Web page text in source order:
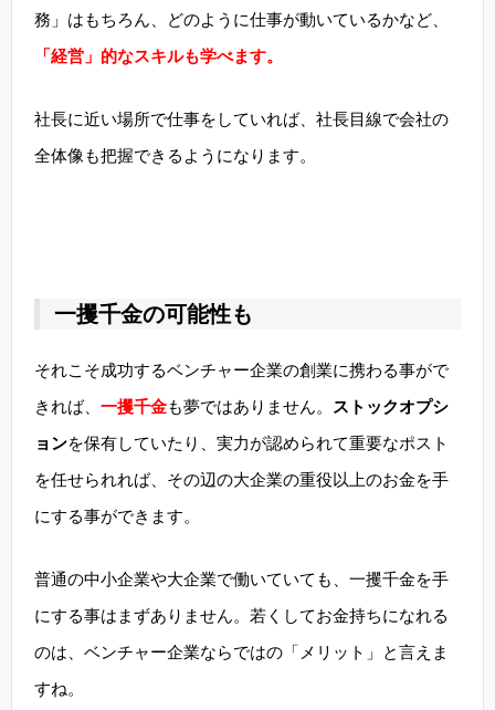
務」はもちろん、どのように仕事が動いているかなど、
「経営」的なスキルも学べます。
社長に近い場所で仕事をしていれば、社長目線で会社の
全体像も把握できるようになります。
一攫千金の可能性も
それこそ成功するベンチャー企業の創業に携わる事がで
きれば、 一攫千金も夢ではありません。
ストックオプシ
ョンを保有していたり、実力が認められて重要なポスト
を任せられれば、その辺の大企業の重役以上のお金を手
にする事ができます。
普通の中小企業や大企業で働いていても、一攫千金を手
にする事はまずありません。若くしてお金持ちになれる
のは、ベンチャー企業ならではの「メリット」と言えま
すね。